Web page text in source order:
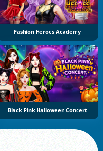
Fashion Heroes Academy
Black Pink Halloween Concert